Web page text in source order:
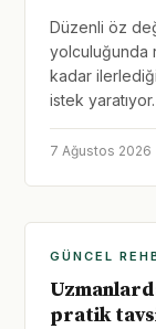
Düzenli öz
yolculuğunda
kadar
istek yaratıyor.
7 Ağustos 2026
GÜNCEL
pratik